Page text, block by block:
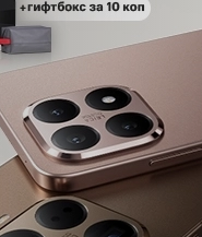
HUAWEI Pura
HUAWEI Mate